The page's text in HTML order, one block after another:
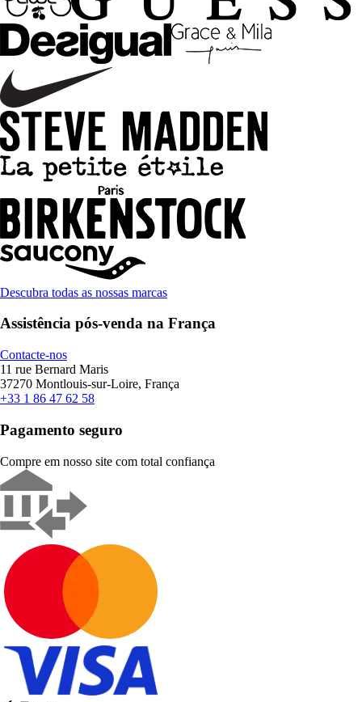
Descubra todas as nossas marcas
Assistência pós-venda na França
Contacte-nos
11 rue Bernard Maris
37270 Montlouis-sur-Loire, França
+33 1 86 47 62 58
Pagamento seguro
Compre em nosso site com total confiança